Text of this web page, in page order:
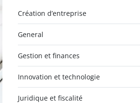
Création d’entreprise
General
Gestion et finances
Innovation et technologie
Juridique et fiscalité